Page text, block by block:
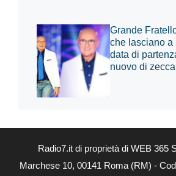
Grande
che lasciano a
data di
nuovo di zecca
Radio7.it di proprietà di WEB 365
Marchese 10, 00141 Roma (RM) -